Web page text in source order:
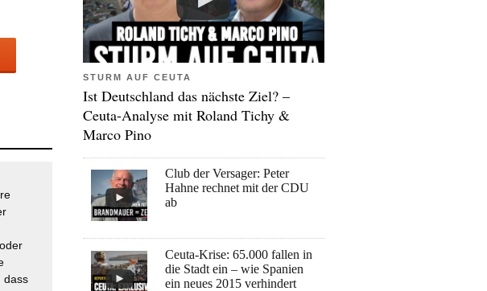
dass
STURM AUF CEUTA
Ist Deutschland das nächste Ziel? –
Ceuta-Analyse mit Roland Tichy &
Marco Pino
Club der Versager: Peter
Hahne rechnet mit der CDU
ab
Ceuta-Krise: 65.000 fallen in
die Stadt ein – wie Spanien
ein neues 2015 verhindert